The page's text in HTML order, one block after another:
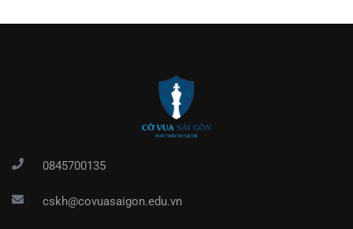
0845700135
cskh@covuasaigon.edu.vn